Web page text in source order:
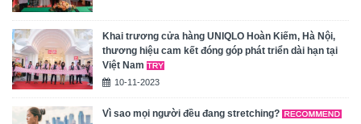
Khai trương cửa hàng UNIQLO Hoàn Kiếm, Hà Nội,
thương hiệu cam kết đóng góp phát triển dài hạn tại
Việt Nam
10-11-2023
Vì sao mọi người đều đang stretching?